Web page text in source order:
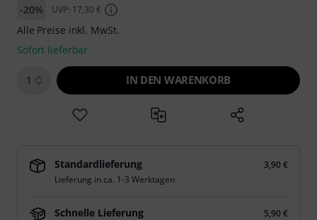
-20% UVP: 17,30 €
Alle Preise inkl. MwSt.
Sofort lieferbar
1 IN DEN WARENKORB
Standardlieferung
3,90 €
Lieferung in ca. 1-3 Werktagen
Schnelle Lieferung
5,90 €